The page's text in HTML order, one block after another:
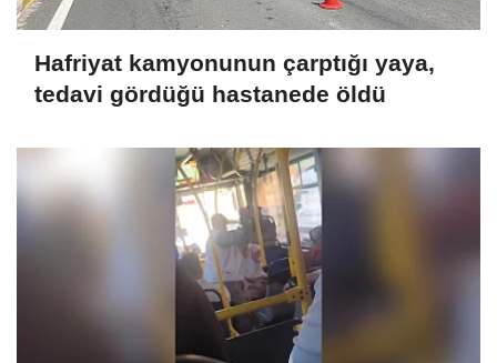
Hafriyat kamyonunun çarptığı yaya,
tedavi gördüğü hastanede öldü